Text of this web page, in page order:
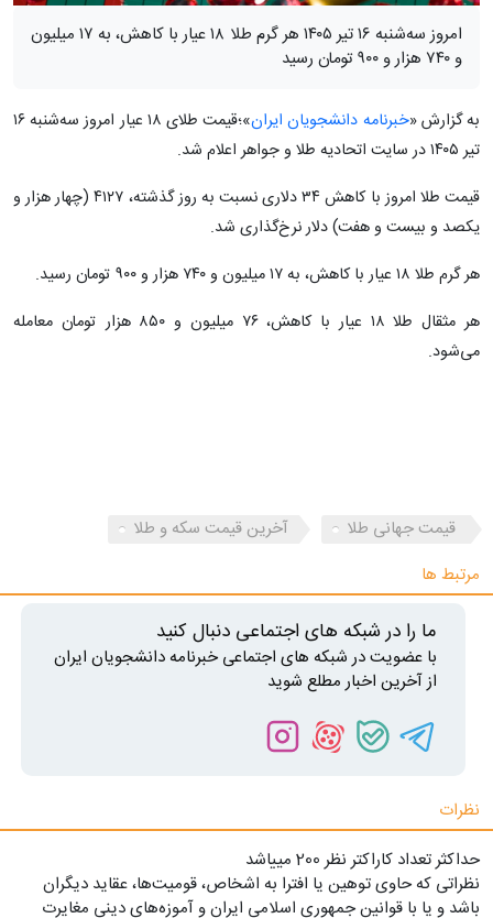
امروز سه‌شنبه ۱۶ تیر ۱۴۰۵ هر گرم طلا ۱۸ عیار با کاهش، به ۱۷ میلیون
و ۷۴۰ هزار و ۹۰۰ تومان رسید
به گزارش «خبرنامه دانشجویان ایران
»؛قیمت طلای ۱۸ عیار امروز سه‌شنبه ۱۶
تیر ۱۴۰۵ در سایت اتحادیه طلا و جواهر اعلام شد.
قیمت طلا امروز با کاهش ۳۴ دلاری نسبت به روز گذشته، ۴۱۲۷ (چهار هزار و
یکصد و بیست و هفت) دلار نرخ‌گذاری شد.
هر گرم طلا ۱۸ عیار با کاهش، به ۱۷ میلیون و ۷۴۰ هزار و ۹۰۰ تومان رسید.
هر مثقال طلا ۱۸ عیار با کاهش، ۷۶ میلیون و ۸۵۰ هزار تومان معامله
می‌شود.
قیمت جهانی طلا
آخرین قیمت سکه و طلا
مرتبط ها
ما را در شبکه های اجتماعی دنبال کنید
با عضویت در شبکه های اجتماعی خبرنامه دانشجویان ایران
از آخرین اخبار مطلع شوید
نظرات
حداکثر تعداد کاراکتر نظر 200 ميياشد
نظراتی که حاوی توهین یا افترا به اشخاص، قومیت‌ها، عقاید دیگران
باشد و یا با قوانین جمهوری اسلامی ایران و آموزه‌های دینی مغایرت